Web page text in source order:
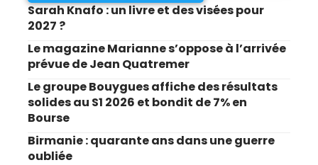
Sarah Knafo : un livre et des visées pour
2027 ?
Le magazine Marianne s’oppose à l’arrivée
prévue de Jean Quatremer
Le groupe Bouygues affiche des résultats
solides au S1 2026 et bondit de 7% en
Bourse
Birmanie : quarante ans dans une guerre
oubliée